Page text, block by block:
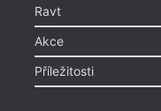
Ravt
Akce
Příležitosti